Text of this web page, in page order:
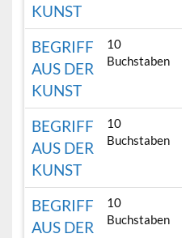
KUNST
BEGRIFF
AUS DER
KUNST
10
Buchstaben
BEGRIFF
AUS DER
KUNST
10
Buchstaben
BEGRIFF
AUS DER
10
Buchstaben